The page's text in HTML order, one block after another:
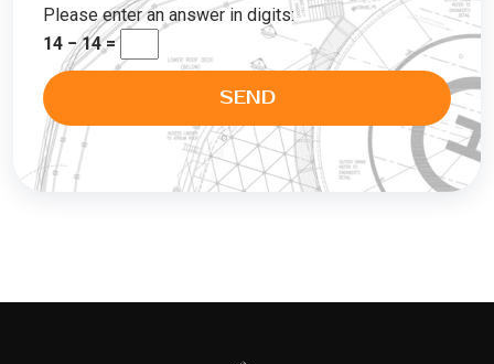
Please enter an answer in digits:
14 − 14 =
SEND